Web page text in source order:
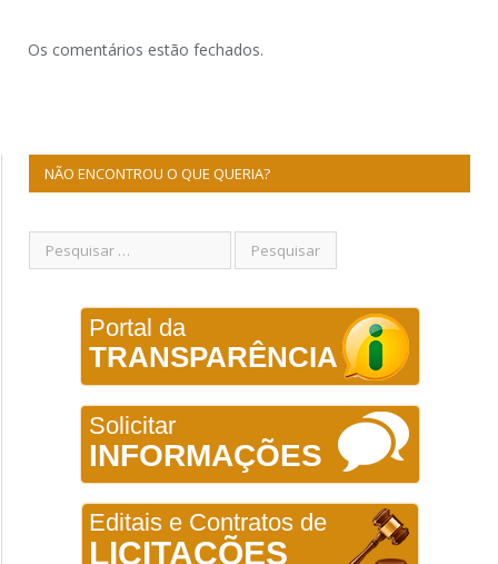
Os comentários estão fechados.
NÃO ENCONTROU O QUE QUERIA?
Portal da
TRANSPARÊNCIA
Solicitar
INFORMAÇÕES
Editais e Contratos de
LICITAÇÕES